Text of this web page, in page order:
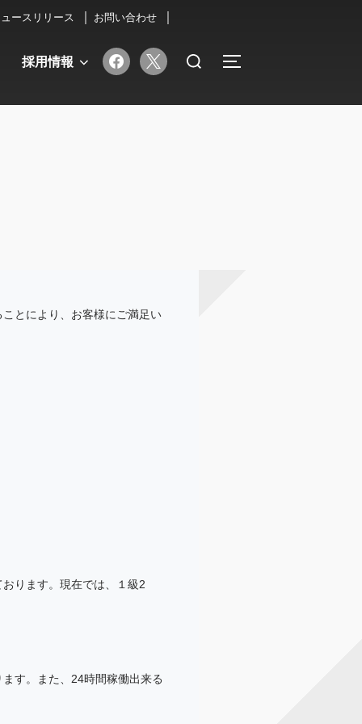
ースリリース お問い合わせ
採用情報 facebook
x
索
象:
サイドバーとナビゲ
とにより、お客様にご満足い
ります。現在では、１級2
す。また、24時間稼働出来る